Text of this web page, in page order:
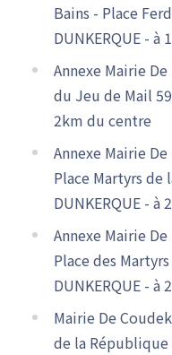
Bains - Place
DUNKERQUE -
Annexe Mairie
du Jeu de Mail
2km du centre
Annexe Mairie
Place Martyrs de
DUNKERQUE -
Annexe Mairie
Place des
DUNKERQUE -
Mairie De
de la